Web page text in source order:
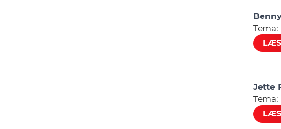
LÆS
Jette
LÆS